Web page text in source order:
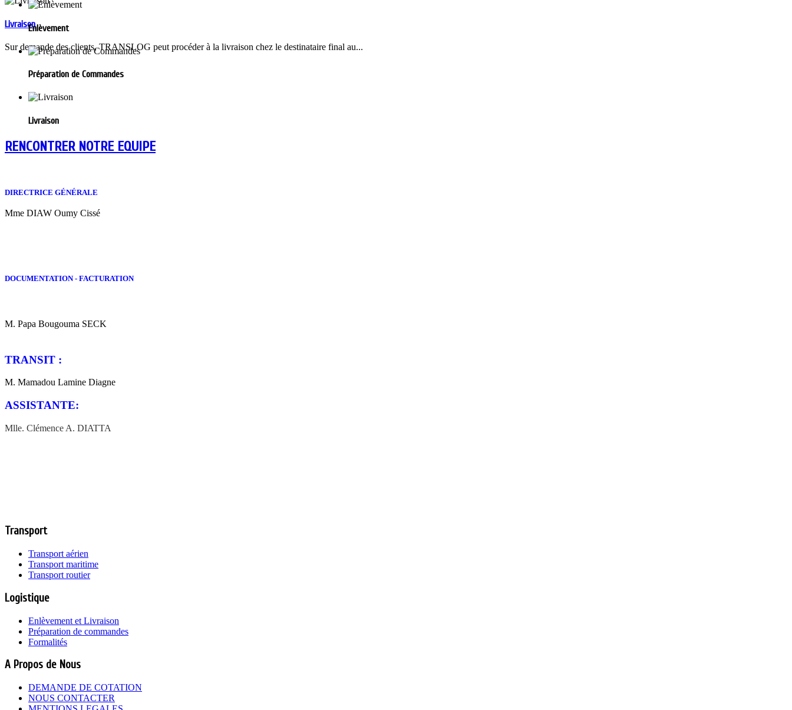
Livraison
Sur demande des clients, TRANSLOG peut procéder à la livraison chez le destinataire final au...
Enlèvement
Préparation de Commandes
Livraison
RENCONTRER NOTRE EQUIPE
DIRECTRICE GÉNÉRALE
Mme DIAW Oumy Cissé
DOCUMENTATION - FACTURATION
M. Papa Bougouma SECK
TRANSIT :
M. Mamadou Lamine Diagne
ASSISTANTE:
Mlle. Clémence A. DIATTA
Transport
Transport aérien
Transport maritime
Transport routier
Logistique
Enlèvement et Livraison
Préparation de commandes
Formalités
A Propos de Nous
DEMANDE DE COTATION
NOUS CONTACTER